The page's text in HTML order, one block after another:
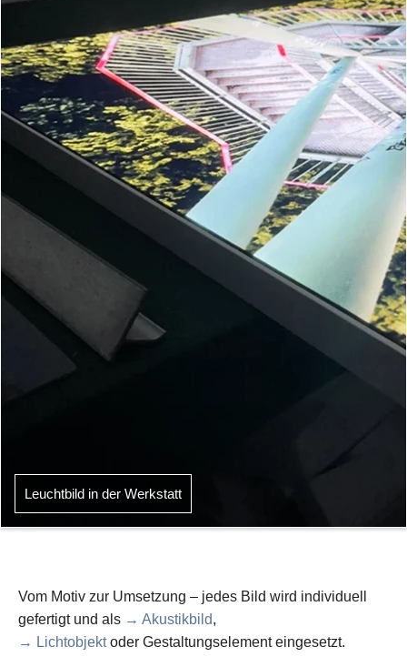
Leuchtbild in der Werkstatt
Vom Motiv zur Umsetzung – jedes Bild wird individuell
gefertigt und als → Akustikbild,
→ Lichtobjektoder Gestaltungselement eingesetzt.